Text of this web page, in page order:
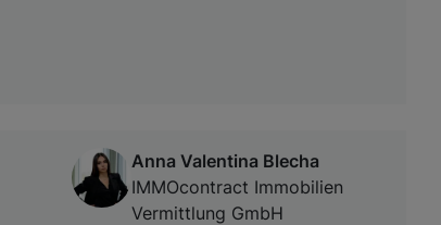
Anna Valentina Blecha
IMMOcontract Immobilien
Vermittlung GmbH